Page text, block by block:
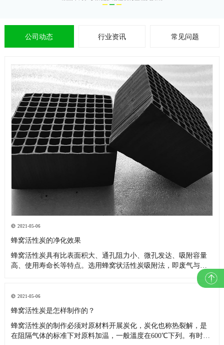
公司动态 行业资讯 常见问题
2021-05-06
蜂窝活性炭的净化效果
蜂窝活性炭具有比表面积大、通孔阻力小、微孔发达、吸附容量
高、使用寿命长等特点。选用蜂窝状活性炭吸附法，即废气与大
表面积多孔活性炭接触，废气中的污染物被吸附分解，起到净化
作用。采用的环保设备废气处理净化效率高，吸附床体积小，设
备能耗低，可降低制造成本和运行成本，净化后的气体完全符合
环保排放要求。
2021-05-06
蜂窝活性炭是怎样制作的？
蜂窝活性炭的制作必须对原材料开展炭化，炭化也称热裂解，是
在阻隔气体的标准下对原料加温，一般溫度在600℃下列。有时候